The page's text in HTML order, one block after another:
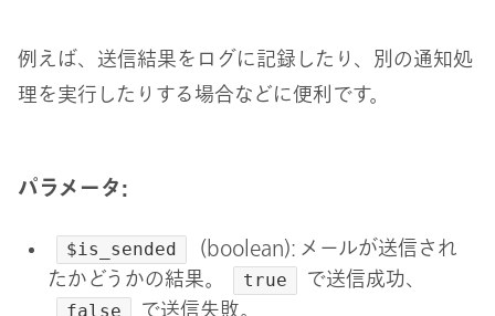
例えば、送信結果をログに記録したり、別の通知処
理を実行したりする場合などに便利です。
パラメータ:
$is_sended
(boolean): メールが送信され
たかどうかの結果。
true で送信成功、
false で送信失敗。